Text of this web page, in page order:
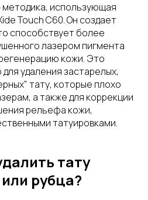
методика, использующая
Touch C60. Он создает
способствует более
лазером пигмента
кожи. Это
удаления застарелых,
тату, которые плохо
а также для коррекции
рельефа кожи,
татуировками.
тату
рубца?